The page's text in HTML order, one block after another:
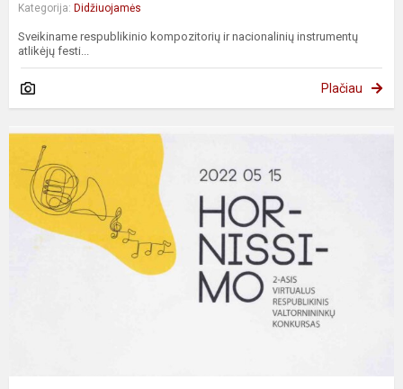
Kategorija: Didžiuojamės
Sveikiname respublikinio kompozitorių ir nacionalinių instrumentų
atlikėjų festi...
Plačiau